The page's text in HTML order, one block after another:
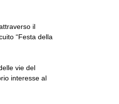
il
“Festa della
vie del
interesse al